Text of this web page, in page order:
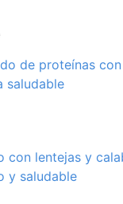
de proteínas
saludable
con lentejas y
y saludable